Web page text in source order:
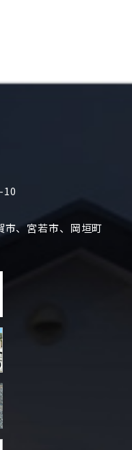
市、宮若市、岡垣町